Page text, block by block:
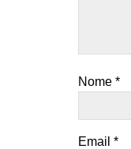
Nome *
Email *